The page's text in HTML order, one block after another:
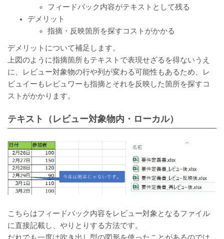
フィードバック内容がテキストとして残る
デメリット
指摘・反映箇所を探すコストがかかる
デメリットについて補足します。
上図のように指摘箇所もテキストで表現せざるを得ないうえ
に、レビュー対象物の行や列が変わる可能性もあるため、レ
ビュイーもレビュワーも指摘とそれを反映した箇所を探すコ
ストがかかります。
テキスト（レビュー対象物内・ローカル）
こちらはフィードバック内容をレビュー対象となるファイル
に直接記載し、やりとりする方法です。